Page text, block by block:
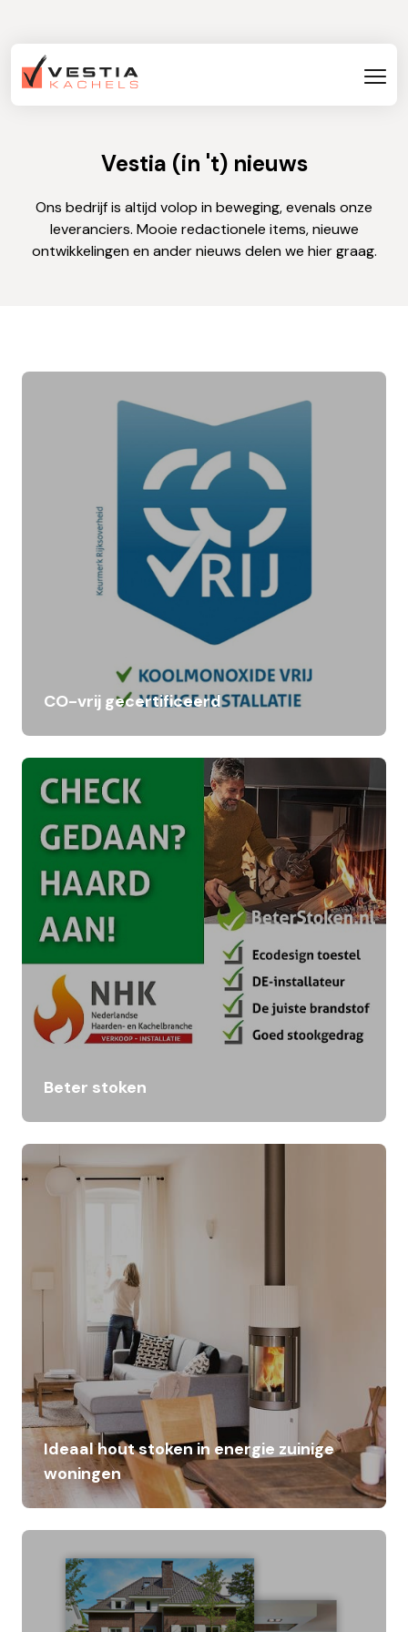
Vestia (in 't) nieuws
Ons bedrijf is altijd volop in beweging, evenals onze
leveranciers. Mooie redactionele items, nieuwe
ontwikkelingen en ander nieuws delen we hier graag.
CO-vrij gecertificeerd
Beter stoken
Ideaal hout stoken in energie zuinige
woningen